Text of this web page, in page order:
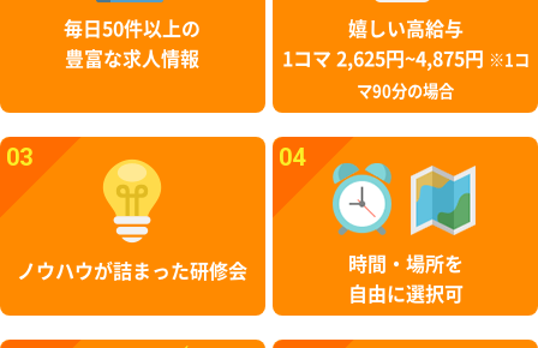
毎日50件以上の
豊富な求人情報
嬉しい高給与
1コマ 2,625円~4,875円
※1コ
マ90分の場合
03
ノウハウが詰まった研修会
04
時間・場所を
自由に選択可